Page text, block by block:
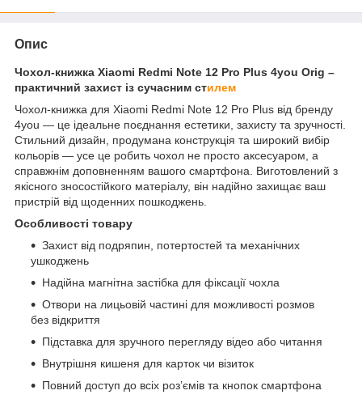
Опис
Чохол-книжка Xiaomi Redmi Note 12 Pro Plus 4you Orig –
практичний захист із сучасним стилем
Чохол-книжка для Xiaomi Redmi Note 12 Pro Plus від бренду
4you — це ідеальне поєднання естетики, захисту та зручності.
Стильний дизайн, продумана конструкція та широкий вибір
кольорів — усе це робить чохол не просто аксесуаром, а
справжнім доповненням вашого смартфона. Виготовлений з
якісного зносостійкого матеріалу, він надійно захищає ваш
пристрій від щоденних пошкоджень.
Особливості товару
Захист від подряпин, потертостей та механічних
ушкоджень
Надійна магнітна застібка для фіксації чохла
Отвори на лицьовій частині для можливості розмов
без відкриття
Підставка для зручного перегляду відео або читання
Внутрішня кишеня для карток чи візиток
Повний доступ до всіх роз’ємів та кнопок смартфона